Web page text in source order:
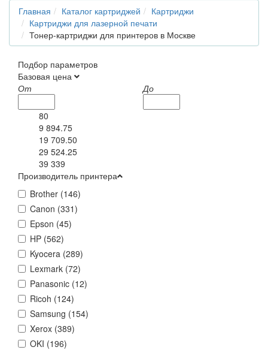
Главная
Каталог картриджей
Картриджи
Картриджи для лазерной печати
Тонер-картриджи для принтеров в Москве
Подбор параметров
Базовая цена
От
До
80
9 894.75
19 709.50
29 524.25
39 339
Производитель принтера
Brother (146)
Canon (331)
Epson (45)
HP (562)
Kyocera (289)
Lexmark (72)
Panasonic (12)
Ricoh (124)
Samsung (154)
Xerox (389)
OKI (196)